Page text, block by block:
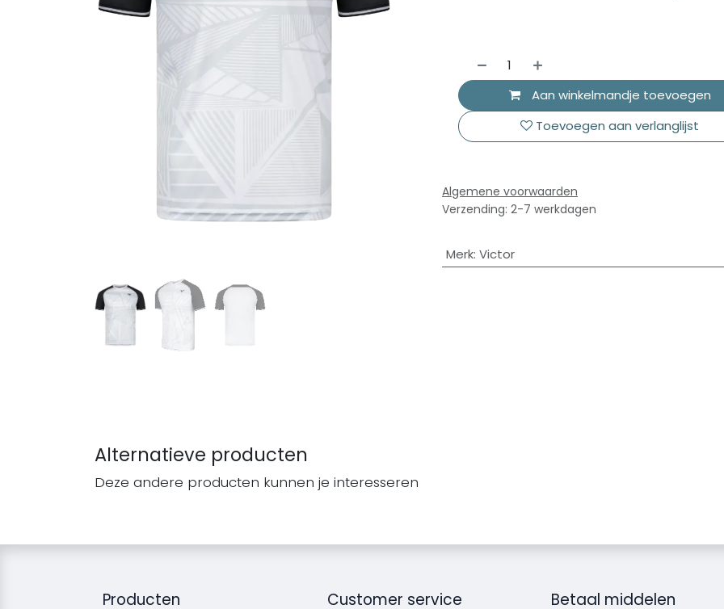
Aan winkelmandje toevoegen
Toevoegen aan verlanglijst
Algemene voorwaarden
Verzending: 2-7 werkdagen
Merk: Victor
Alternatieve producten
Deze andere producten kunnen je interesseren
Producten Customer service Betaal middelen